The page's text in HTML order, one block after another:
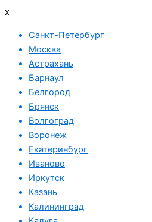
x
Санкт-Петербург
Москва
Астрахань
Барнаул
Белгород
Брянск
Волгоград
Воронеж
Екатеринбург
Иваново
Иркутск
Казань
Калининград